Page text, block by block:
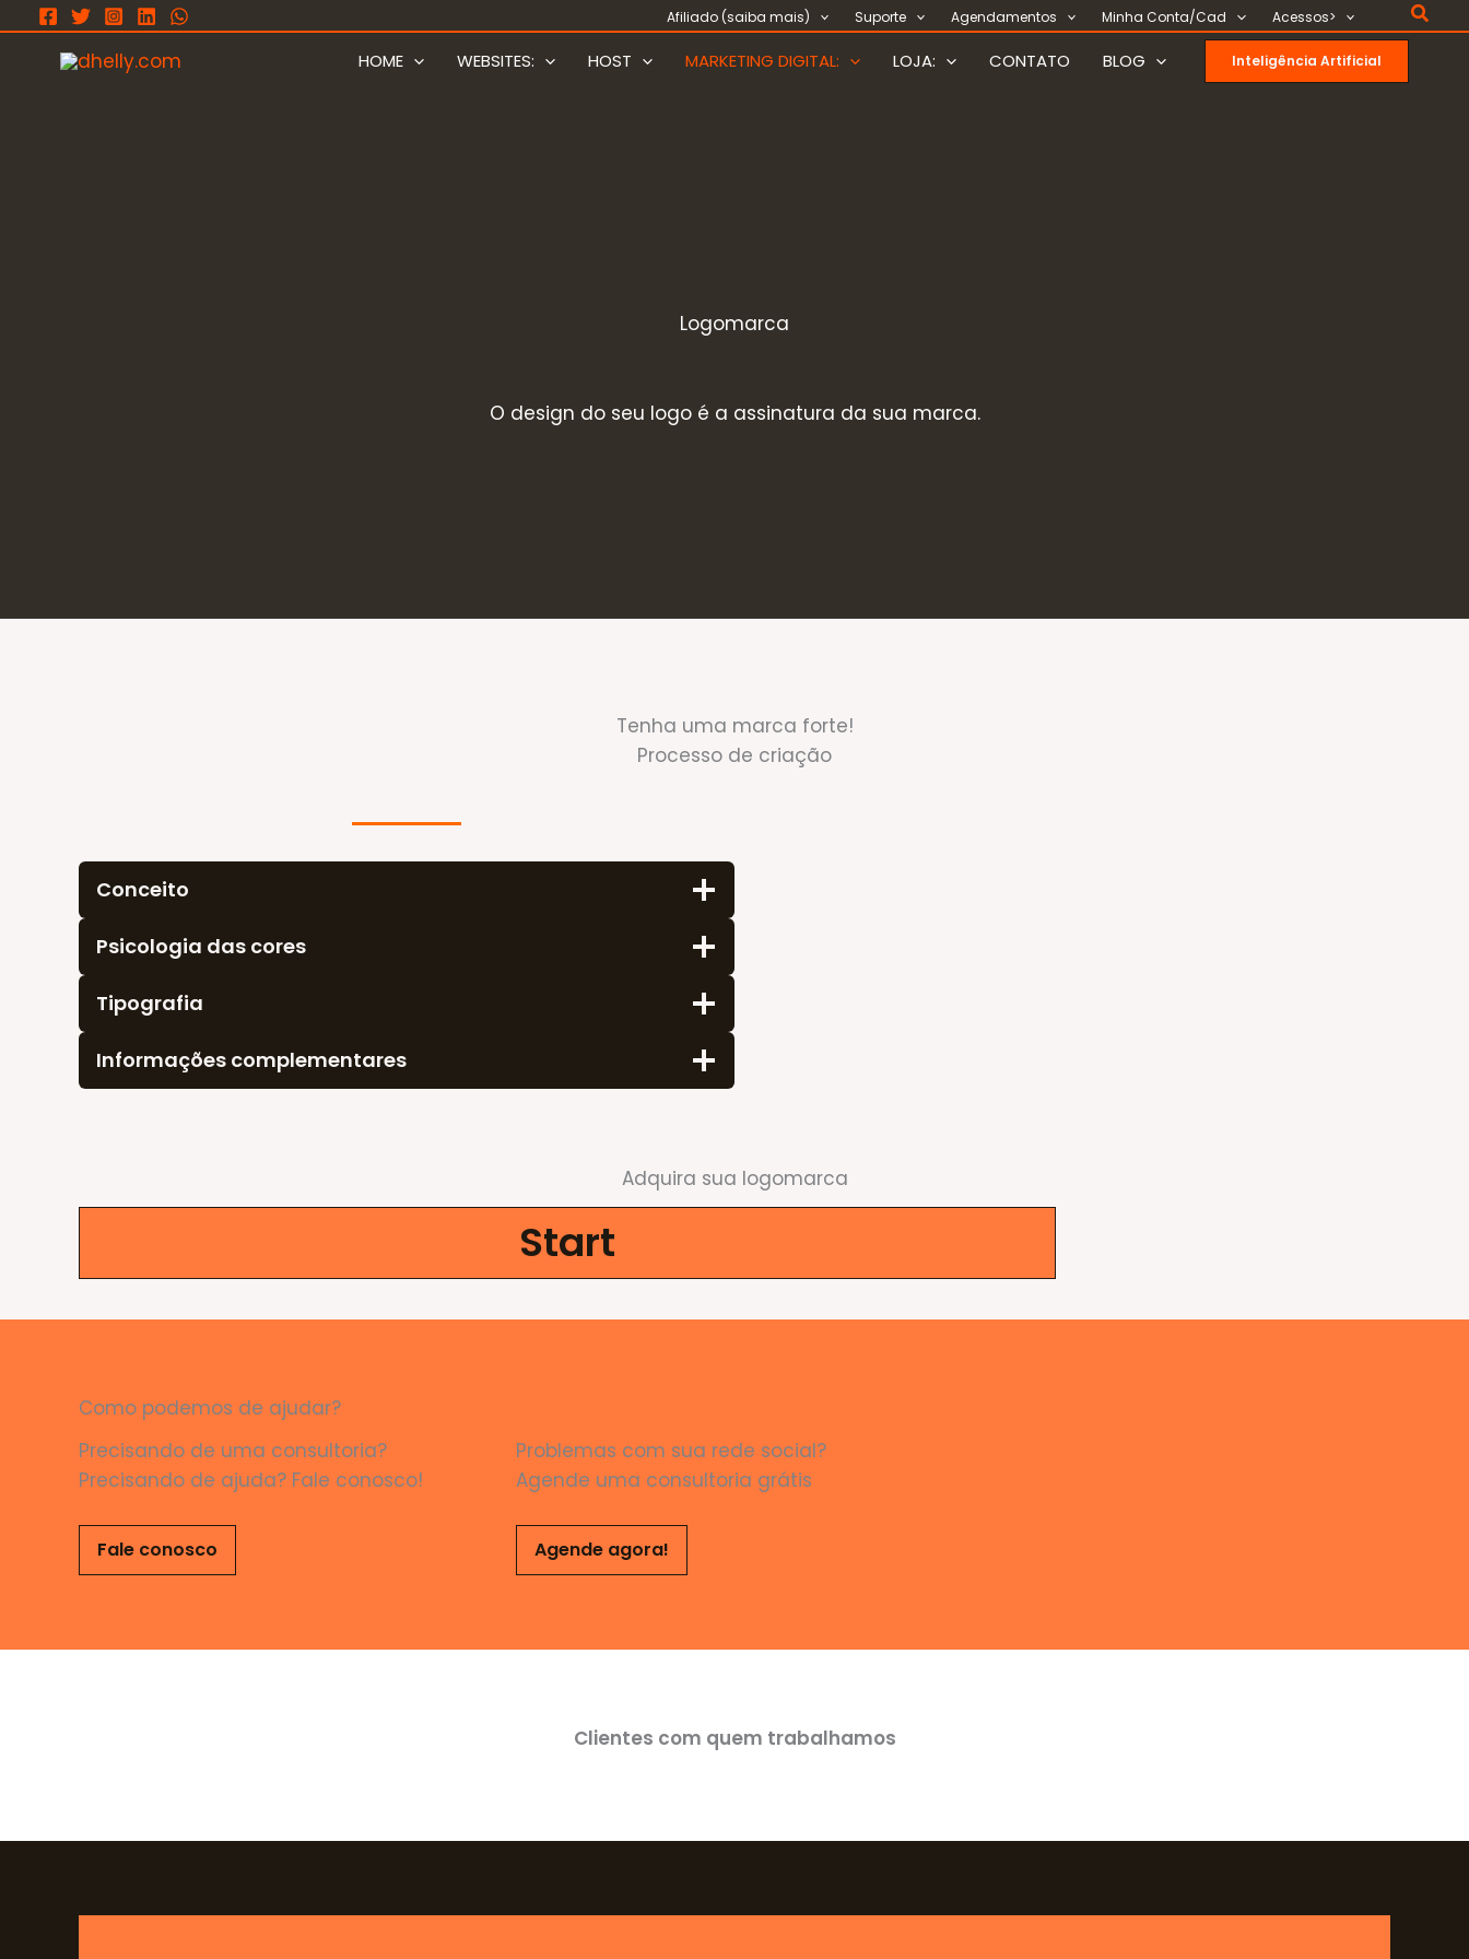
Afiliado (saiba mais) Suporte Agendamentos Minha Conta/Cad Acessos>
HOME WEBSITES: HOST MARKETING DIGITAL: LOJA: CONTATO BLOG Inteligência Artificial
Logomarca
O design do seu logoé a assinatura da sua marca.
Tenha uma marca forte!
Processo de criação
Conceito
Psicologia das cores
Tipografia
Informações complementares
Adquira sua logomarca
Start
Como podemos de ajudar?
Precisando de uma consultoria?
Precisando de ajuda? Fale conosco!
Fale conosco
Problemas com sua rede social?
Agende uma consultoria grátis
Agende agora!
Clientes com quem trabalhamos